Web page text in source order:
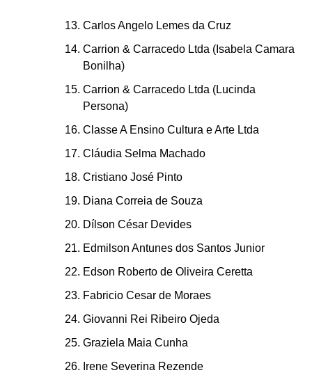
Carlos Angelo Lemes da Cruz
Carrion & Carracedo Ltda (Isabela Camara
Bonilha)
Carrion & Carracedo Ltda (Lucinda
Persona)
Classe A Ensino Cultura e Arte Ltda
Cláudia Selma Machado
Cristiano José Pinto
Diana Correia de Souza
Dílson César Devides
Edmilson Antunes dos Santos Junior
Edson Roberto de Oliveira Ceretta
Fabricio Cesar de Moraes
Giovanni Rei Ribeiro Ojeda
Graziela Maia Cunha
Irene Severina Rezende